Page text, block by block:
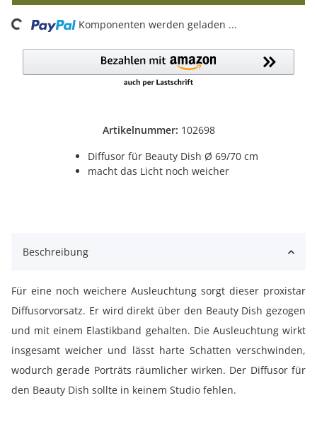
Artikelnummer: 102698
Diffusor für Beauty Dish Ø 69/70 cm
macht das Licht noch weicher
Komponenten werden geladen ...
Beschreibung
Für eine noch weichere Ausleuchtung sorgt dieser proxistar
Diffusorvorsatz. Er wird direkt über den Beauty Dish gezogen
und mit einem Elastikband gehalten. Die Ausleuchtung wirkt
insgesamt weicher und lässt harte Schatten verschwinden,
wodurch gerade Porträts räumlicher wirken. Der Diffusor für
den Beauty Dish sollte in keinem Studio fehlen.